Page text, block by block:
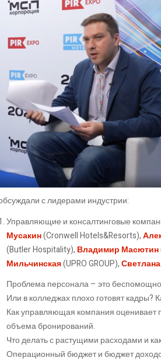
с лидерами индустрии:
Управляющие и консалтинговые
Мусакин(Cronwell Hotels&Resorts),
(Butler Hospitality), Владимир Масютин
Мильчинская(UPRO GROUP),
Проблема персонала – это
Или в колледжах плохо готовят кадры?
Как управляющая компания оценивает
объема бронирований.
Что делать с растущими расходами и
Операционный бюджет и бюджет